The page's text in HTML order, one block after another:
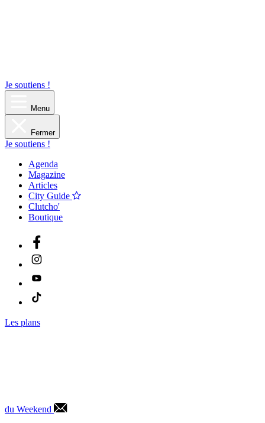
Je soutiens !
Menu
Fermer
Je soutiens !
Agenda
Magazine
Articles
City Guide
Clutcho'
Boutique
Les plans
du Weekend